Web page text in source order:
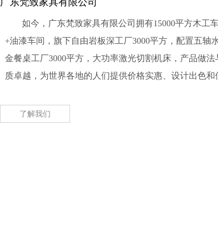
如今，广东梵致家具有限公司拥有15000平方木工
+油漆车间，旗下自由岩板深工厂3000平方，配置五轴
金餐桌工厂3000平方，大功率激光切割机床，产品做
质卓越，为世界各地的人们提供价格实惠、设计出色
了解我们